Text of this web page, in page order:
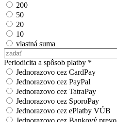
200
50
20
10
vlastná suma
Vlastná suma
Periodicita a spôsob platby *
Jednorazovo cez CardPay
Jednorazovo cez PayPal
Jednorazovo cez TatraPay
Jednorazovo cez SporoPay
Jednorazovo cez ePlatby VÚB
Jednorazovo cez Bankový